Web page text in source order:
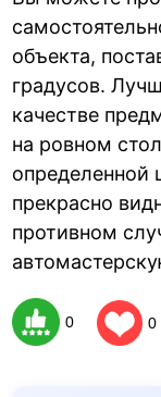
объекта,
градусов.
качестве
на ровном
определенной
прекрасно
противном
0 0